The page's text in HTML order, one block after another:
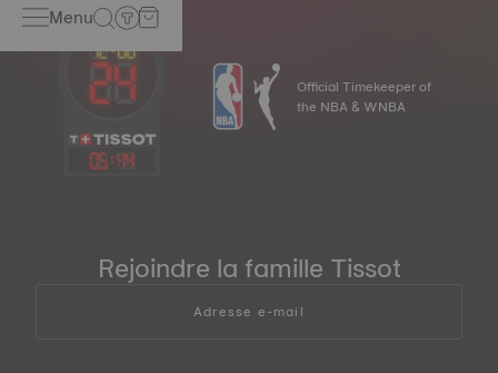
Menu
05:44
Official Timekeeper of
the NBA & WNBA
Rejoindre la famille Tissot
Adresse e-mail